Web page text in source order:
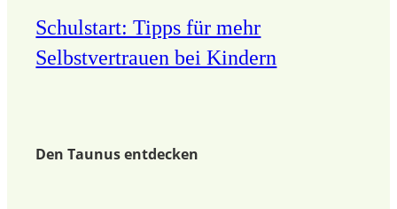
Schulstart: Tipps für mehr
Selbstvertrauen bei Kindern
Den Taunus entdecken